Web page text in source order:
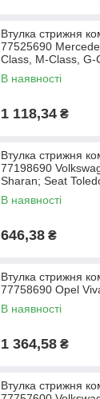
Втулка стрижня
77525690
Class, M-Class, G-
A6110380050,
В наявності
1 118,34 ₴
Втулка стрижня
77198690
Sharan; Seat
В наявності
646,38 ₴
Втулка стрижня
77758690 Opel
В наявності
1 364,58 ₴
Втулка стрижня